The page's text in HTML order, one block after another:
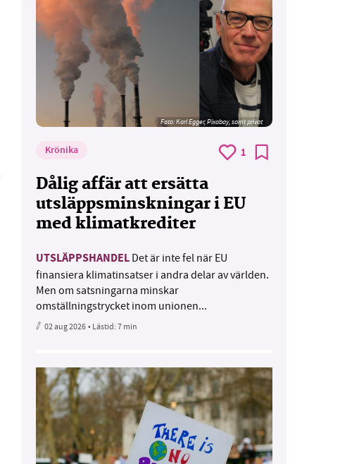
Foto:Karl Egger, Pixabay, samt privat
Krönika 1
Dålig affär att ersätta
utsläppsminskningar i EU
med klimatkrediter
UTSLÄPPSHANDEL Det är inte fel när EU
finansiera klimatinsatser i andra delar av världen.
Men om satsningarna minskar
omställningstrycket inom unionen...
02 aug 2026• Lästid:7 min